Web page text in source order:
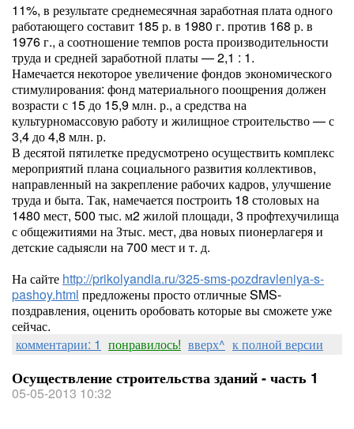
11%, в результате среднемесячная заработная плата одного
работающего составит 185 р. в 1980 г. против 168 р. в
1976 г., а соотношение темпов роста производительности
труда и средней заработной платы — 2,1 : 1.
Намечается некоторое увеличение фондов экономического
стимулирования: фонд материального поощрения должен
возрасти с 15 до 15,9 млн. р., а средства на
культурномассовую работу и жилищное строительство — с
3,4 до 4,8 млн. р.
В десятой пятилетке предусмотрено осуществить комплекс
мероприятий плана социального развития коллективов,
направленный на закрепление рабочих кадров, улучшение
труда и быта. Так, намечается построить 18 столовых на
1480 мест, 500 тыс. м2 жилой площади, 3 профтехучилища
с общежитиями на Зтыс. мест, два новых пионерлагеря и
детские садыясли на 700 мест и т. д.
На сайте http://prikolyandia.ru/325-sms-pozdravleniya-s-
pashoy.html предложены просто отличные SMS-
поздравления, оценить оробовать которые вы сможете уже
сейчас.
комментарии: 1 понравилось! вверх^ к полной версии
Осуществление строительства зданий - часть 1
05-05-2013 10:32